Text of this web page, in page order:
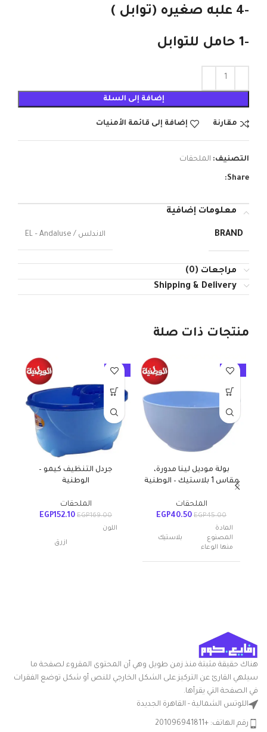
-4 علبه صغيره (توابل )
-1 حامل للتوابل
إضافة إلى السلة
مقارنة إضافة إلى قائمة الأمنيات
التصنيف: الملحقات
Share:
معلومات إضافية
BRAND الاندلس / EL – Andaluse
مراجعات (0)
Shipping & Delivery
منتجات ذات صلة
-10%
بولة موديل لينا مدورة،
مقاس 1 بلاستيك – الوطنية
الملحقات
EGP45.00
EGP40.50
المادة
المصنوع
منها الوعاء
بلاستيك
اللون
شكل
السلعة
مستدير
مدوره
-10%
جردل التنظيف كيمو –
الوطنية
الملحقات
EGP169.00
EGP152.10
اللون
ازرق
التعامل مع
المواد
بلاستيك
هناك حقيقة مثبتة منذ زمن طويل وهي أن المحتوى المقروء لصفحة ما
سيلهي القارئ عن التركيز على الشكل الخارجي للنص أو شكل توضع الفقرات
في الصفحة التي يقرأها.
اللوتس الشمالية - القاهرة الجديدة
رقم الهاتف: +201096941811